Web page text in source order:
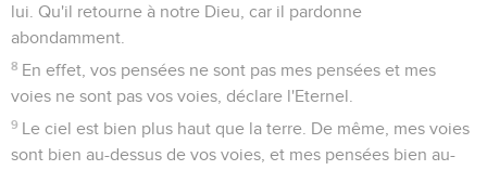
lui. Qu'il retourne à notre Dieu, car il pardonne
abondamment.
8 En effet, vos pensées ne sont pas mes pensées et mes
voies ne sont pas vos voies, déclare l'Eternel.
9 Le ciel est bien plus haut que la terre. De même, mes voies
sont bien au-dessus de vos voies, et mes pensées bien au-